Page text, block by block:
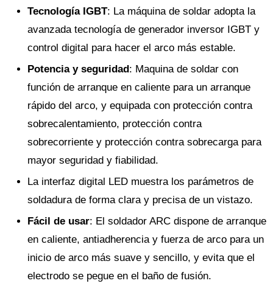
Tecnología IGBT: La máquina de soldar adopta la
avanzada tecnología de generador inversor IGBT y
control digital para hacer el arco más estable.
Potencia y seguridad: Maquina de soldar con
función de arranque en caliente para un arranque
rápido del arco, y equipada con protección contra
sobrecalentamiento, protección contra
sobrecorriente y protección contra sobrecarga para
mayor seguridad y fiabilidad.
La interfaz digital LED muestra los parámetros de
soldadura de forma clara y precisa de un vistazo.
Fácil de usar: El soldador ARC dispone de arranque
en caliente, antiadherencia y fuerza de arco para un
inicio de arco más suave y sencillo, y evita que el
electrodo se pegue en el baño de fusión.